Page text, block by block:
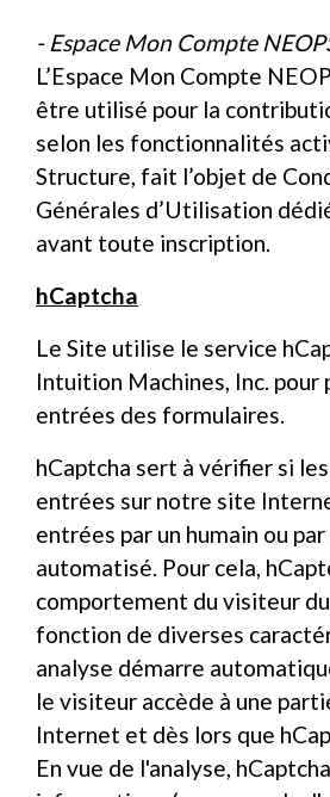
- Espace Mon Compte
L’Espace Mon Compte
être utilisé pour la
selon les fonctionnalités
Structure, fait l’objet de
Générales d’Utilisation
avant toute inscription.
hCaptcha
Le Site utilise le service
Intuition Machines, Inc. pour
entrées des formulaires.
hCaptcha sert à vérifier si
entrées sur notre site
entrées par un humain ou
automatisé. Pour cela,
comportement du visiteur
fonction de diverses
analyse démarre
le visiteur accède à une
Internet et dès lors que
En vue de l'analyse,